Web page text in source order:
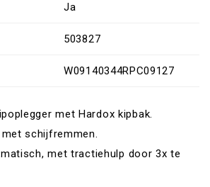
Ja
503827
W09140344RPC09127
met Hardox kipbak.
schijfremmen.
met tractiehulp door 3x te